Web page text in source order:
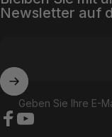
Newsletter auf
Geben Sie Ihre E-